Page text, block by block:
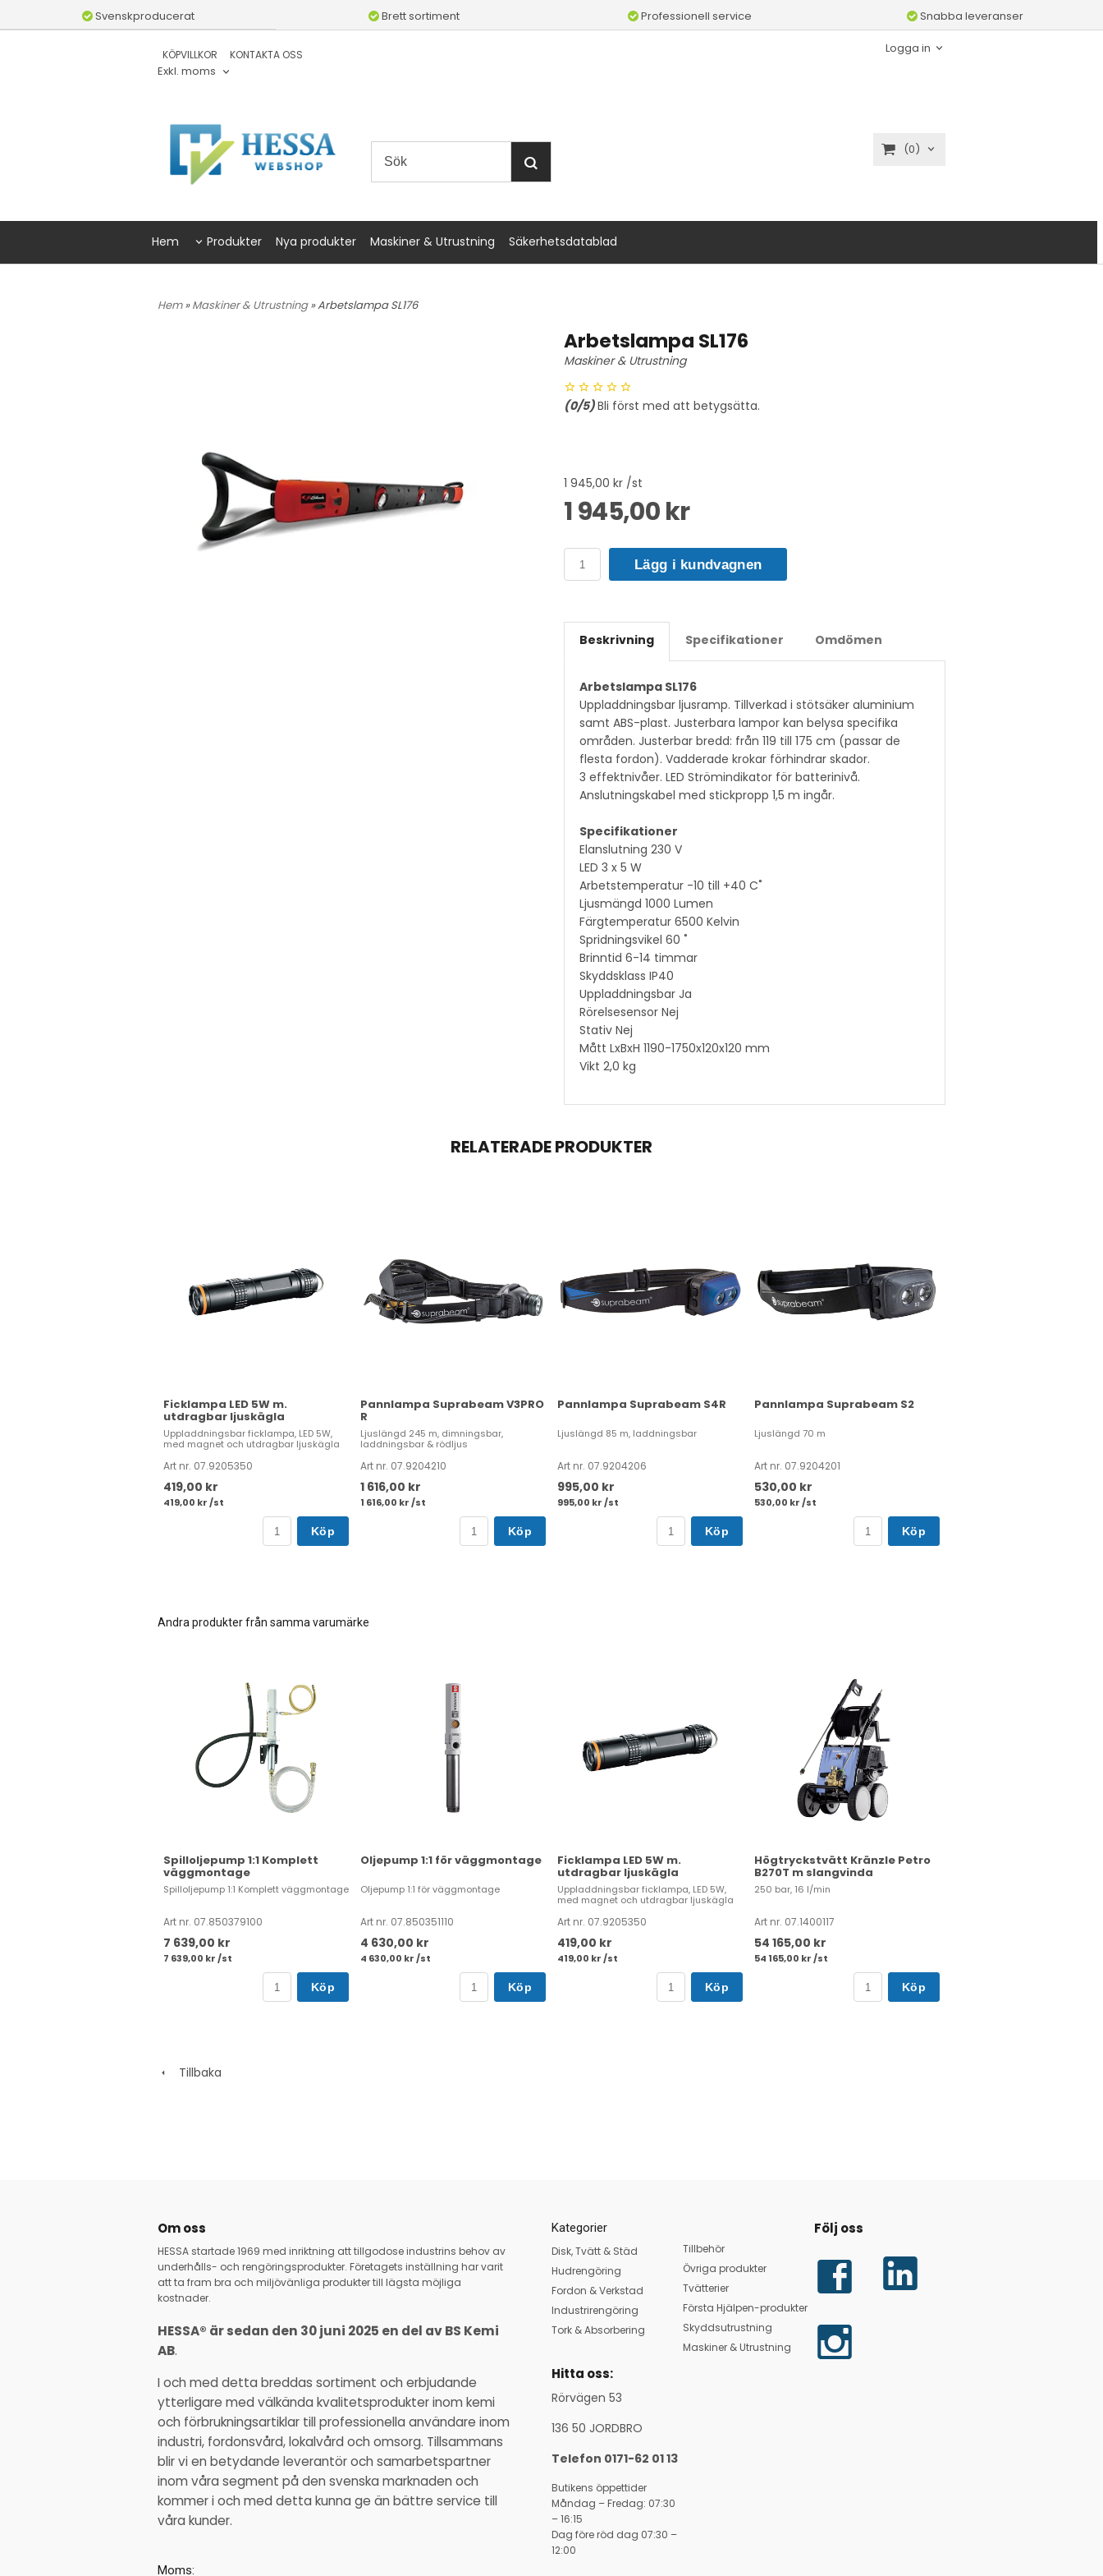
Svenskproducerat Brett sortiment Professionell service Snabba leveranser
KÖPVILLKOR KONTAKTA OSS
Exkl. moms
Logga in
(0)
Hem Produkter Nya produkter Maskiner & Utrustning Säkerhetsdatablad
Hem»Maskiner & Utrustning» Arbetslampa SL176
Arbetslampa SL176
Maskiner & Utrustning
(0/5)Bli först med att betygsätta.
1 945,00 kr /st
1 945,00 kr
Lägg i kundvagnen
Beskrivning Specifikationer Omdömen
Arbetslampa SL176
Uppladdningsbar ljusramp. Tillverkad i stötsäker aluminium
samt ABS-plast. Justerbara lampor kan belysa specifika
områden. Justerbar bredd: från 119 till 175 cm (passar de
flesta fordon). Vadderade krokar förhindrar skador.
3 effektnivåer. LED Strömindikator för batterinivå.
Anslutningskabel med stickpropp 1,5 m ingår.
Specifikationer
Elanslutning 230 V
LED 3 x 5 W
Arbetstemperatur -10 till +40 C˚
Ljusmängd 1000 Lumen
Färgtemperatur 6500 Kelvin
Spridningsvikel 60 ˚
Brinntid 6-14 timmar
Skyddsklass IP40
Uppladdningsbar Ja
Rörelsesensor Nej
Stativ Nej
Mått LxBxH 1190-1750x120x120 mm
Vikt 2,0 kg
RELATERADE PRODUKTER
Ficklampa LED 5W m.
utdragbar ljuskägla
Uppladdningsbar ficklampa, LED 5W,
med magnet och utdragbar ljuskägla
Art nr. 07.9205350
419,00 kr
419,00 kr /st
Köp
Pannlampa Suprabeam V3PRO
R
Ljuslängd 245 m, dimningsbar,
laddningsbar & rödljus
Art nr. 07.9204210
1 616,00 kr
1 616,00 kr /st
Köp
Pannlampa Suprabeam S4R
Ljuslängd 85 m, laddningsbar
Art nr. 07.9204206
995,00 kr
995,00 kr /st
Köp
Pannlampa Suprabeam S2
Ljuslängd 70 m
Art nr. 07.9204201
530,00 kr
530,00 kr /st
Köp
Andra produkter från samma varumärke
Spilloljepump 1:1 Komplett
väggmontage
Spilloljepump 1:1 Komplett väggmontage
Art nr. 07.850379100
7 639,00 kr
7 639,00 kr /st
Köp
Oljepump 1:1 för väggmontage
Oljepump 1:1 för väggmontage
Art nr. 07.850351110
4 630,00 kr
4 630,00 kr /st
Köp
Ficklampa LED 5W m.
utdragbar ljuskägla
Uppladdningsbar ficklampa, LED 5W,
med magnet och utdragbar ljuskägla
Art nr. 07.9205350
419,00 kr
419,00 kr /st
Köp
Högtryckstvätt Kränzle Petro
B270T m slangvinda
250 bar, 16 l/min
Art nr. 07.1400117
54 165,00 kr
54 165,00 kr /st
Köp
Tillbaka
Om oss
HESSA startade 1969 med inriktning att tillgodose industrins behov av
underhålls- och rengöringsprodukter. Företagets inställning har varit
att ta fram bra och miljövänliga produkter till lägsta möjliga
kostnader.
HESSA® är sedan den 30 juni 2025 en del av BS Kemi
AB.
I och med detta breddas sortiment och erbjudande
ytterligare med välkända kvalitetsprodukter inom kemi
och förbrukningsartiklar till professionella användare inom
industri, fordonsvård, lokalvård och omsorg. Tillsammans
blir vi en betydande leverantör och samarbetspartner
inom våra segment på den svenska marknaden och
kommer i och med detta kunna ge än bättre service till
våra kunder.
Moms:
Kategorier
Disk, Tvätt & Städ
Hudrengöring
Fordon & Verkstad
Industrirengöring
Tork & Absorbering
Hitta oss:
Rörvägen 53
136 50 JORDBRO
Telefon 0171-62 01 13
Butikens öppettider
Måndag – Fredag: 07:30
– 16:15
Dag före röd dag 07:30 –
12:00
Tillbehör
Övriga produkter
Tvätterier
Första Hjälpen-produkter
Skyddsutrustning
Maskiner & Utrustning
Följ oss